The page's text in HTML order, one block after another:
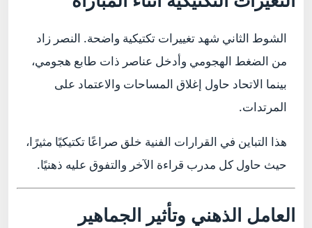
الشوط الثاني شهد تغييرات تكتيكية واضحة. النصر زاد
من الضغط الهجومي وأدخل عناصر ذات طابع هجومي،
بينما الاتحاد حاول إغلاق المساحات والاعتماد على
المرتدات.
هذا التباين في القرارات الفنية خلق صراعًا تكتيكيًا مثيرًا،
حيث حاول كل مدرب قراءة الآخر والتفوق عليه ذهنيًا.
العامل الذهني وتأثير الجماهير